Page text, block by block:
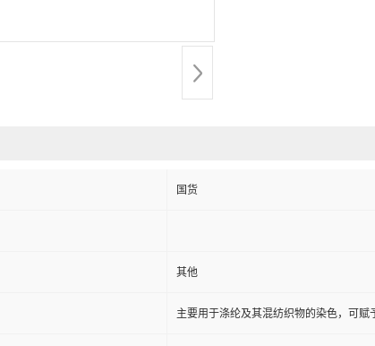
国货
其他
主要用于涤纶及其混纺织物的染色，可